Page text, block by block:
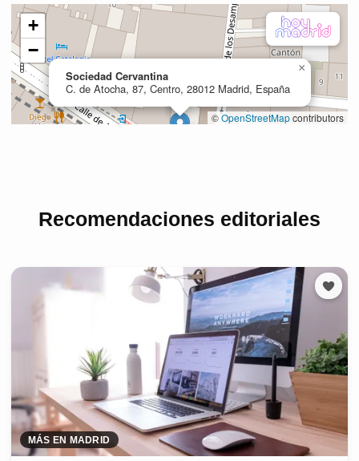
Recomendaciones editoriales
MÁS EN MADRID